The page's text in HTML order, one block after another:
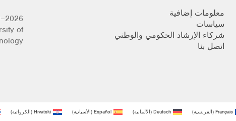
معلومات إضافية
سياسات
شركاء الإرشاد الحكومي والوطني
اتصل بنا
of
Français
(الفرنسية)
Deutsch
(الألمانية)
Español
(الأسبانية)
Hrvatski
(الكرواتية)